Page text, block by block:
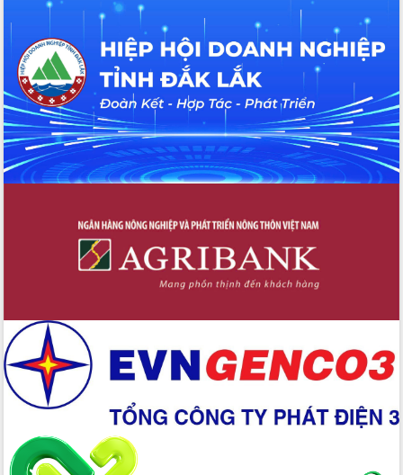
Hội thảo khoa học “Giải pháp thúc đẩy
phát triển nền kinh tế xanh tại tỉnh
Đắk Lắk”
Tăng cường giám sát, đôn đốc thực
hiện nhiệm vụ quản lý tài sản công
hàng tuần
Tháo gỡ những vướng mắc, đẩy mạnh
công tác cải cách thủ tục hành chính
tại Trung tâm Phục vụ hành chính
công tỉnh
thi Sáng tạo Kỹ thuật 2024 - 2025
Đắk Lắk rà soát, điều chỉnh Đề án 190
về phát triển nuôi trồng thủy sản
Phó Chủ tịch UBND tỉnh Đắk Lắk
Dự án cao tốc Khánh Hòa - Buôn Ma
Thuột
Định vị cà phê Việt Nam như một “di
sản sống” trong dòng chảy toàn cầu
Xây dựng nông thôn mới: Nâng cao đời
sống người dân từ những mô hình thiết
thực
Quyết liệt tháo gỡ vướng mắc, đẩy